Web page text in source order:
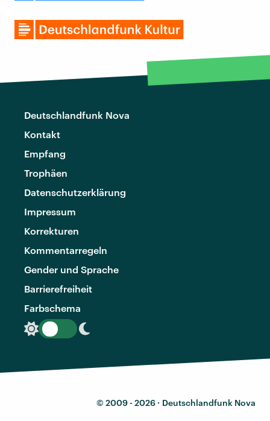
Deutschlandfunk Nova
Kontakt
Empfang
Trophäen
Datenschutzerklärung
Impressum
Korrekturen
Kommentarregeln
Gender und Sprache
Barrierefreiheit
Farbschema
© 2009 - 2026 · Deutschlandfunk Nova